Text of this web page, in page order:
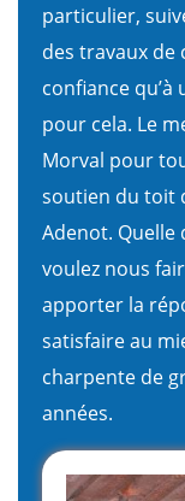
particulier,
des travaux
confiance
pour cela. Le
Morval pour
soutien du toit
Adenot. Quelle
voulez nous
apporter la
satisfaire au
charpente de
années.